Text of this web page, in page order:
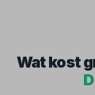
Wat kost